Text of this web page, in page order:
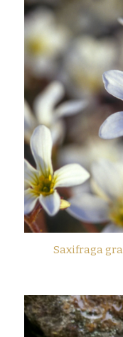
Saxifraga